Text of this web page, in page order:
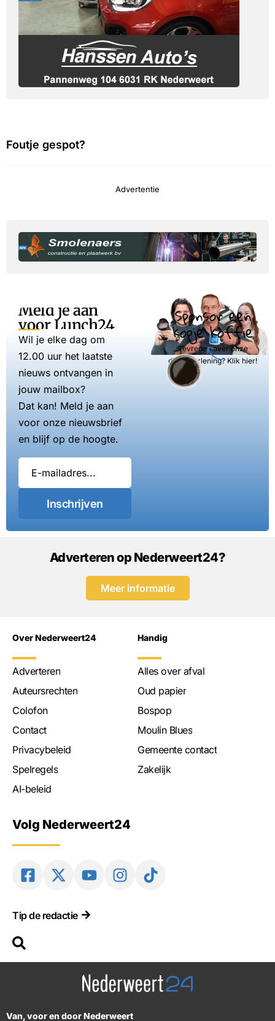
Foutje gespot?
Advertentie
Meld je aan
voor Lunch24
Wil je elke dag om
12.00 uur het laatste
nieuws ontvangen in
jouw mailbox?
Dat kan! Meld je aan
voor onze nieuwsbrief
en blijf op de hoogte.
Inschrijven
Sponsor een
kopje koffie
Tevreden over onze
dienstverlening? Klik hier!
Adverteren op Nederweert24?
Meer informatie
Over Nederweert24
Adverteren
Auteursrechten
Colofon
Contact
Privacybeleid
Spelregels
AI-beleid
Handig
Alles over afval
Oud papier
Bospop
Moulin Blues
Gemeente contact
Zakelijk
Volg Nederweert24
Tip de redactie
Van, voor en door Nederweert